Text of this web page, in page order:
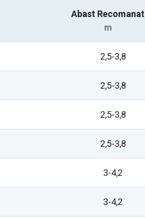
Abast Recomanat
m
2,5-3,8
2,5-3,8
2,5-3,8
2,5-3,8
3-4,2
3-4,2